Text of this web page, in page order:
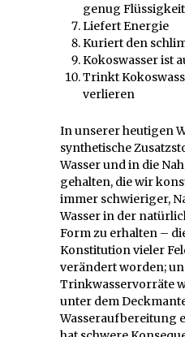
genug
Liefert Energie
Kuriert den
Kokoswasser ist
Trinkt
verlieren
In unserer heutigen
synthetische
Wasser und in die
gehalten, die wir
immer schwieriger,
Wasser in der
Form zu erhalten –
Konstitution vieler
verändert worden;
Trinkwasservorräte
unter dem
Wasseraufbereitung